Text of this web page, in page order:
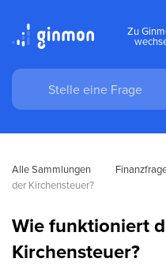
Zu
Alle Sammlungen
der Kirchensteuer?
Wie funktioniert
Kirchensteuer?